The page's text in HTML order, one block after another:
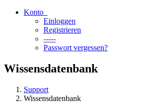
Konto
Einloggen
Registrieren
-----
Passwort vergessen?
Wissensdatenbank
Support
Wissensdatenbank